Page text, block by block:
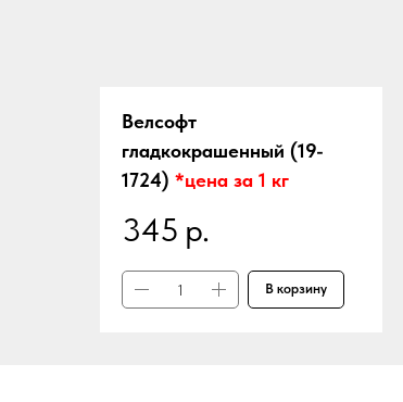
Велсофт
гладкокрашенный (19-
1724) *цена за 1 кг
345 р.
В корзину